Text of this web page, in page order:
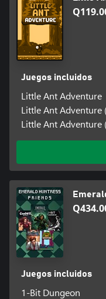
Juegos incluidos
Little Ant Adventure
Little Ant Adventure
Little Ant Adventure
Juegos incluidos
1-Bit Dungeon